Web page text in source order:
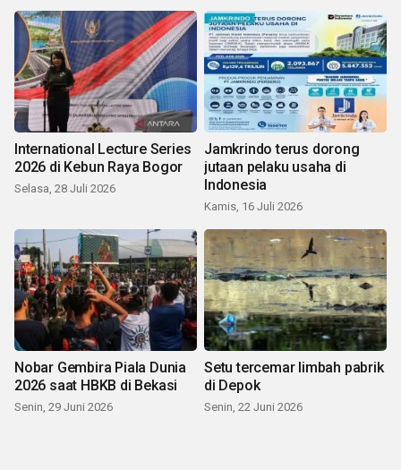
International Lecture Series
2026 di Kebun Raya Bogor
Selasa, 28 Juli 2026
Jamkrindo terus dorong
jutaan pelaku usaha di
Indonesia
Kamis, 16 Juli 2026
Nobar Gembira Piala Dunia
2026 saat HBKB di Bekasi
Senin, 29 Juni 2026
Setu tercemar limbah pabrik
di Depok
Senin, 22 Juni 2026